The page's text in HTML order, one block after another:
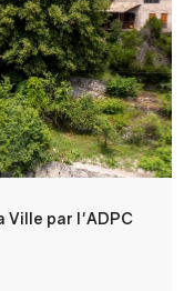
Ville par l'ADPC